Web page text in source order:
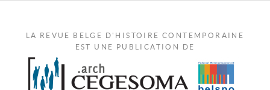
LA REVUE BELGE D'HISTOIRE CONTEMPORAINE
EST UNE PUBLICATION DE